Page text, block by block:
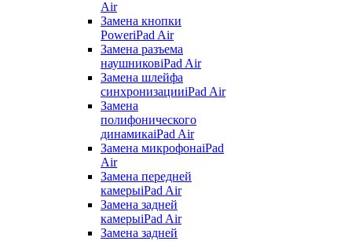
Air
Замена кнопки
PoweriPad Air
Замена разъема
наушниковiPad Air
Замена шлейфа
синхронизацииiPad Air
Замена
полифонического
динамикаiPad Air
Замена микрофонаiPad
Air
Замена передней
камерыiPad Air
Замена задней
камерыiPad Air
Замена задней